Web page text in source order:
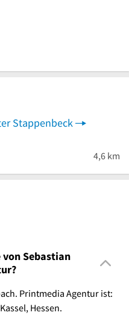
Stappenbeck
4,6 km
von Sebastian
Printmedia Agentur ist:
Hessen.